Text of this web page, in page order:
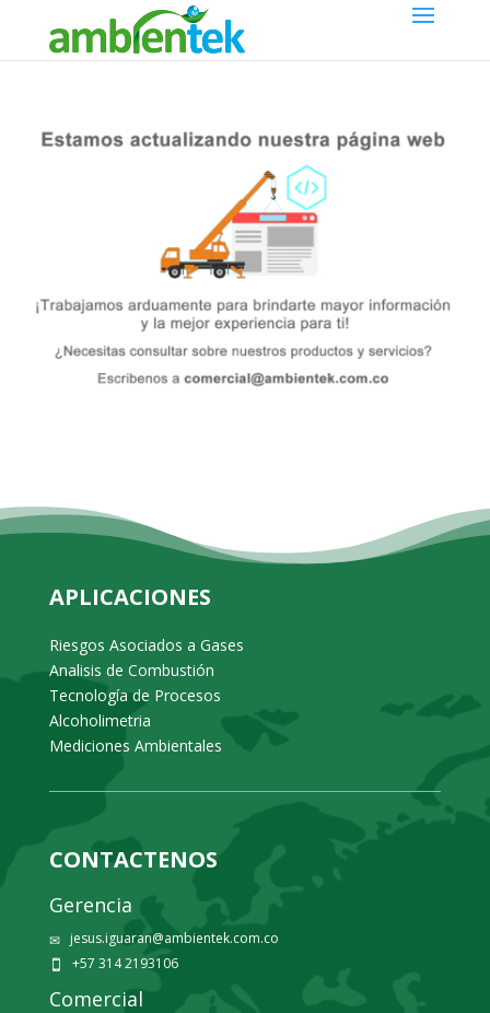
APLICACIONES
Riesgos Asociados a Gases
Analisis de Combustión
Tecnología de Procesos
Alcoholimetria
Mediciones Ambientales
CONTACTENOS
Gerencia
✉ jesus.iguaran@ambientek.com.co
 +57 314 2193106
Comercial